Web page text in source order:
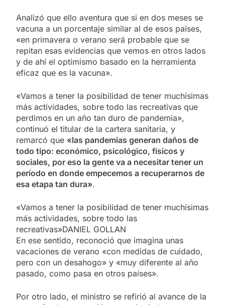
Analizó que ello aventura que si en dos meses se
vacuna a un porcentaje similar al de esos países,
«en primavera o verano será probable que se
repitan esas evidencias que vemos en otros lados
y de ahí el optimismo basado en la herramienta
eficaz que es la vacuna».
«Vamos a tener la posibilidad de tener muchísimas
más actividades, sobre todo las recreativas que
perdimos en un año tan duro de pandemia»,
continuó el titular de la cartera sanitaria, y
remarcó que «las pandemias generan daños de
todo tipo: económico, psicológico, físicos y
sociales, por eso la gente va a necesitar tener un
período en donde empecemos a recuperarnos de
esa etapa tan dura».
«Vamos a tener la posibilidad de tener muchísimas
más actividades, sobre todo las
recreativas»DANIEL GOLLAN
En ese sentido, reconoció que imagina unas
vacaciones de verano «con medidas de cuidado,
pero con un desahogo» y «muy diferente al año
pasado, como pasa en otros países».
Por otro lado, el ministro se refirió al avance de la